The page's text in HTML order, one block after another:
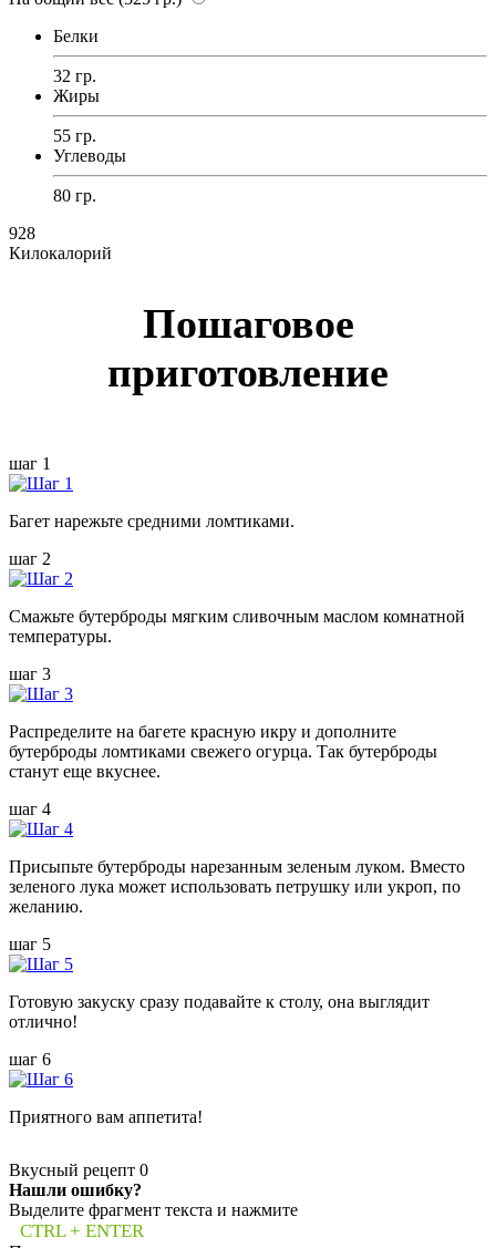
Белки
32 гр.
Жиры
55 гр.
Углеводы
80 гр.
928
Килокалорий
Пошаговое
приготовление
шаг 1
Багет нарежьте средними ломтиками.
шаг 2
Смажьте бутерброды мягким сливочным маслом комнатной
температуры.
шаг 3
Распределите на багете красную икру и дополните
бутерброды ломтиками свежего огурца. Так бутерброды
станут еще вкуснее.
шаг 4
Присыпьте бутерброды нарезанным зеленым луком. Вместо
зеленого лука может использовать петрушку или укроп, по
желанию.
шаг 5
Готовую закуску сразу подавайте к столу, она выглядит
отлично!
шаг 6
Приятного вам аппетита!
Вкусный рецепт 0
Нашли ошибку?
Выделите фрагмент текста и нажмите
CTRL + ENTER